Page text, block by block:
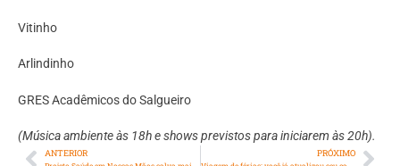
Vitinho
Arlindinho
GRES Acadêmicos do Salgueiro
(Música ambiente às 18h e shows previstos para iniciarem às 20h).
ANTERIOR PRÓXIMO